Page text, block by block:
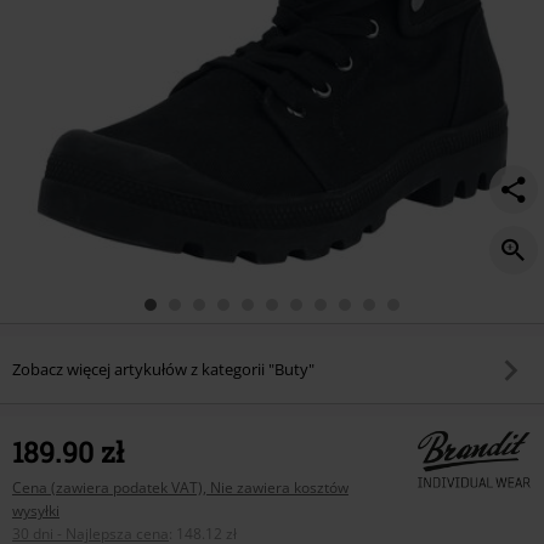
Zobacz więcej artykułów z kategorii "Buty"
189.90 zł
Cena (zawiera podatek VAT), Nie zawiera kosztów
wysyłki
30 dni - Najlepsza cena
148.12 zł